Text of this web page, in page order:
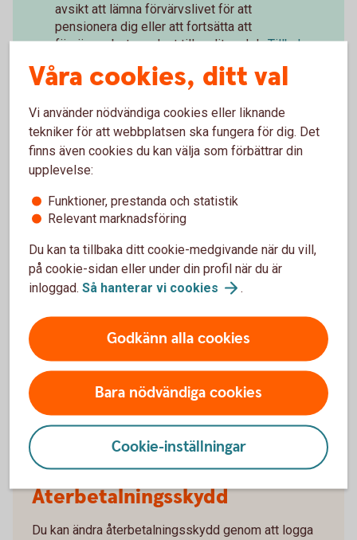
avsikt att lämna förvärvslivet för att
pensionera dig eller att fortsätta att
förvärvsarbeta endast till en liten del. Tillbaka
2
Vid partiellt uttag före 65 år för FTP2 måste
samma proportion som det partiella uttaget
Tillbaka
Paus i pågående
pensionsutbetalning
Du kan enkelt pausa din pensionsutbetalning och
även förkorta, förlänga eller ta bort en pågående
paus.
pensionsutbetalning
Återbetalningsskydd
Du kan ändra återbetalningsskydd genom att logga
Våra cookies, ditt val
Vi använder nödvändiga cookies eller liknande
tekniker för att webbplatsen ska fungera för dig. Det
finns även cookies du kan välja som förbättrar din
upplevelse:
Funktioner, prestanda och statistik
Relevant marknadsföring
Du kan ta tillbaka ditt cookie-medgivande när du vill,
på cookie-sidan eller under din profil när du är
inloggad. Så hanterar vi cookies .
Godkänn alla cookies
Bara nödvändiga cookies
Cookie-inställningar